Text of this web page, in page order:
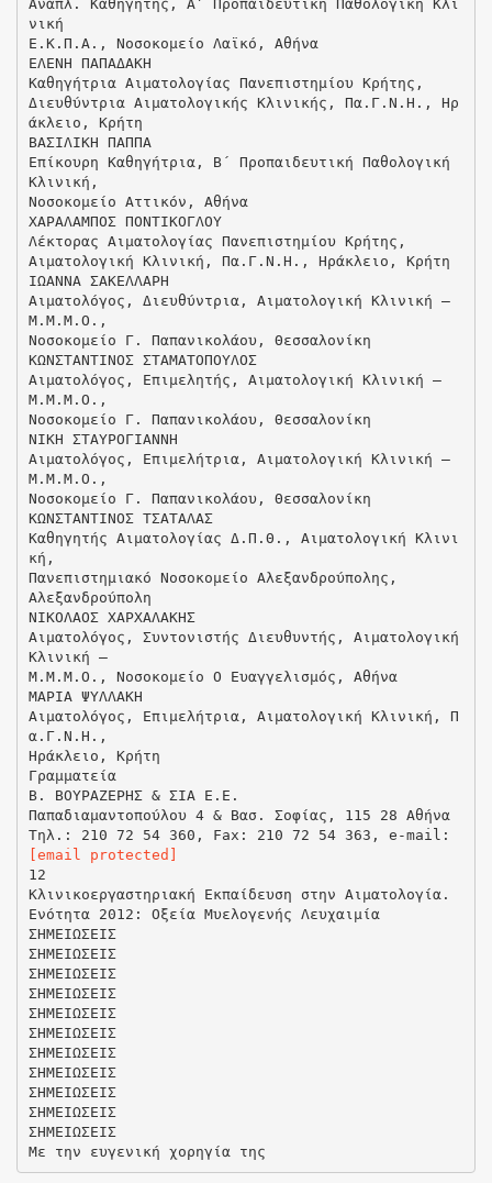
[email protected]
12
Κλινικοεργαστηριακή Εκπαίδευση στην Αιματολογία.
Ενότητα 2012: Οξεία Μυελογενής Λευχαιμία
ΣΗΜΕΙΩΣΕΙΣ
ΣΗΜΕΙΩΣΕΙΣ
ΣΗΜΕΙΩΣΕΙΣ
ΣΗΜΕΙΩΣΕΙΣ
ΣΗΜΕΙΩΣΕΙΣ
ΣΗΜΕΙΩΣΕΙΣ
ΣΗΜΕΙΩΣΕΙΣ
ΣΗΜΕΙΩΣΕΙΣ
ΣΗΜΕΙΩΣΕΙΣ
ΣΗΜΕΙΩΣΕΙΣ
ΣΗΜΕΙΩΣΕΙΣ